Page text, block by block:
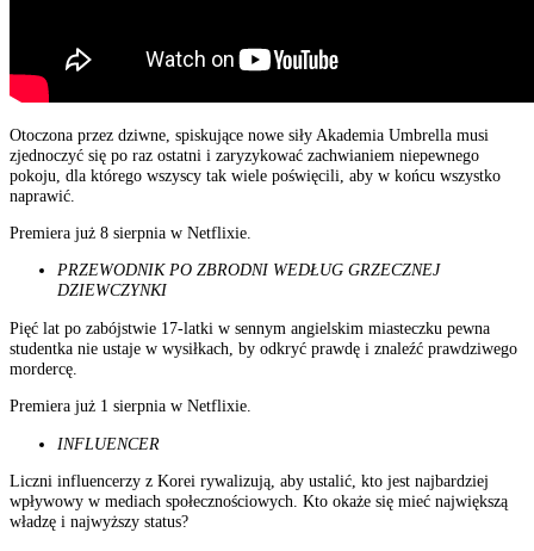
Otoczona przez dziwne, spiskujące nowe siły Akademia Umbrella musi
zjednoczyć się po raz ostatni i zaryzykować zachwianiem niepewnego
pokoju, dla którego wszyscy tak wiele poświęcili, aby w końcu wszystko
naprawić.
Premiera już 8 sierpnia w Netflixie.
PRZEWODNIK PO ZBRODNI WEDŁUG GRZECZNEJ
DZIEWCZYNKI
Pięć lat po zabójstwie 17-latki w sennym angielskim miasteczku pewna
studentka nie ustaje w wysiłkach, by odkryć prawdę i znaleźć prawdziwego
mordercę.
Premiera już 1 sierpnia w Netflixie.
INFLUENCER
Liczni influencerzy z Korei rywalizują, aby ustalić, kto jest najbardziej
wpływowy w mediach społecznościowych. Kto okaże się mieć największą
władzę i najwyższy status?